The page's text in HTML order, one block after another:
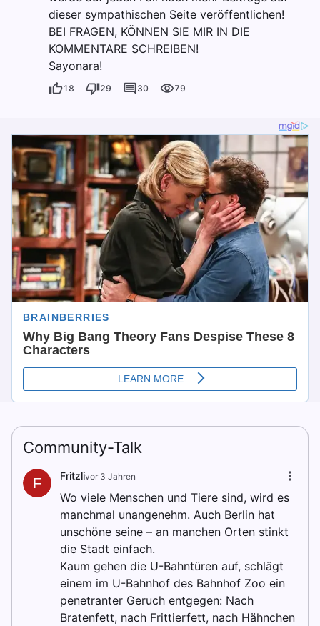
dieser sympathischen Seite veröffentlichen!
BEI FRAGEN, KÖNNEN SIE MIR IN DIE
KOMMENTARE SCHREIBEN!
Sayonara!
18 29 30 79
Community-Talk
F Fritzlivor 3 Jahren
Wo viele Menschen und Tiere sind, wird es
manchmal unangenehm. Auch Berlin hat
unschöne seine – an manchen Orten stinkt
die Stadt einfach.
Kaum gehen die U-Bahntüren auf, schlägt
einem im U-Bahnhof des Bahnhof Zoo ein
penetranter Geruch entgegen: Nach
Bratenfett, nach Frittierfett, nach Hähnchen